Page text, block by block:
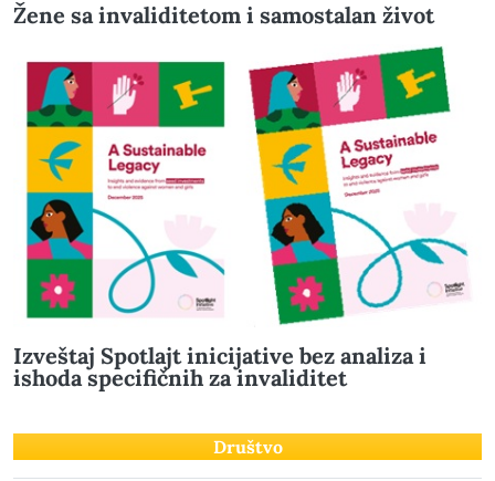
Žene sa invaliditetom i samostalan život
Izveštaj Spotlajt inicijative bez analiza i
ishoda specifičnih za invaliditet
Društvo